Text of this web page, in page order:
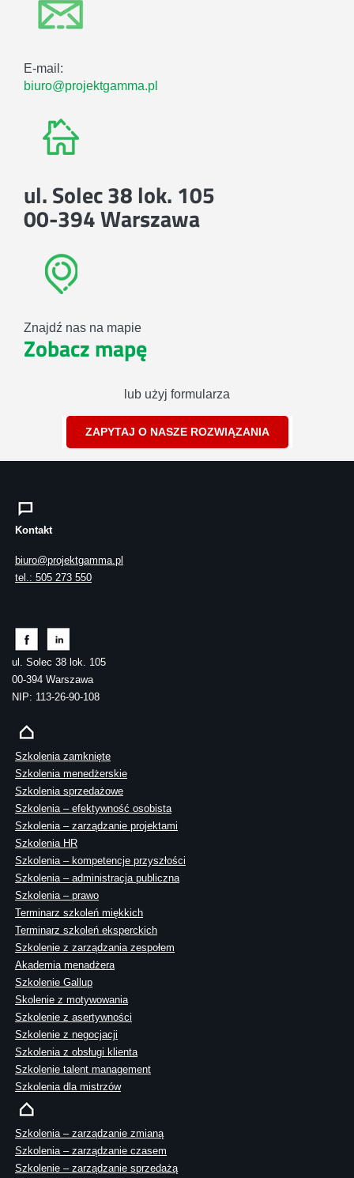
E-mail:
biuro@projektgamma.pl
ul. Solec 38 lok. 105
00-394 Warszawa
Znajdź nas na mapie
Zobacz mapę
lub użyj formularza
ZAPYTAJ O NASZE ROZWIĄZANIA
Kontakt
biuro@projektgamma.pl
tel.: 505 273 550
ul. Solec 38 lok. 105
00-394 Warszawa
NIP: 113-26-90-108
Szkolenia zamknięte
Szkolenia menedżerskie
Szkolenia sprzedażowe
Szkolenia – efektywność osobista
Szkolenia – zarządzanie projektami
Szkolenia HR
Szkolenia – kompetencje przyszłości
Szkolenia – administracja publiczna
Szkolenia – prawo
Terminarz szkoleń miękkich
Terminarz szkoleń eksperckich
Szkolenie z zarządzania zespołem
Akademia menadżera
Szkolenie Gallup
Skolenie z motywowania
Szkolenie z asertywności
Szkolenie z negocjacji
Szkolenia z obsługi klienta
Szkolenie talent management
Szkolenia dla mistrzów
Szkolenia – zarządzanie zmianą
Szkolenia – zarządzanie czasem
Szkolenie – zarządzanie sprzedażą